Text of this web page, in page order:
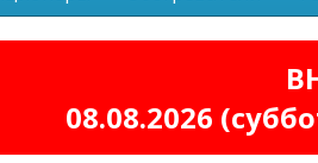
08.08.2026